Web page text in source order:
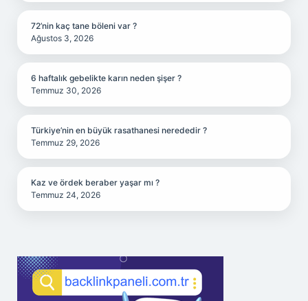
72’nin kaç tane böleni var ?
Ağustos 3, 2026
6 haftalık gebelikte karın neden şişer ?
Temmuz 30, 2026
Türkiye’nin en büyük rasathanesi nerededir ?
Temmuz 29, 2026
Kaz ve ördek beraber yaşar mı ?
Temmuz 24, 2026